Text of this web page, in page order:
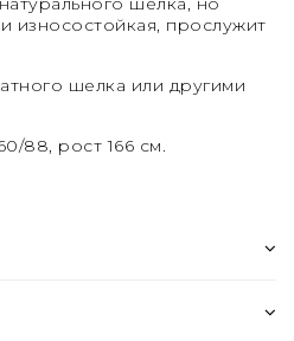
износостойкая, прослужит
шелка или другими
88, рост 166 см.